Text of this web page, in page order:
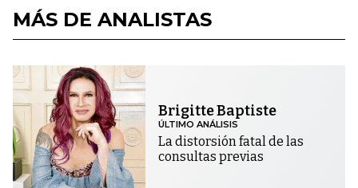
MÁS DE ANALISTAS
Brigitte Baptiste
ÚLTIMO ANÁLISIS
La distorsión fatal de las
consultas previas